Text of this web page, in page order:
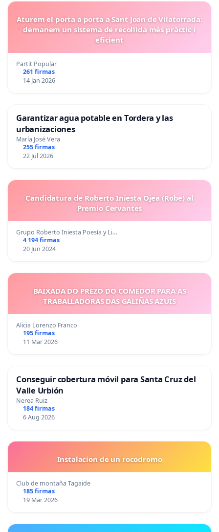
Aturem el porta a porta a Sant Joan de Vilatorrada:
demanem un sistema de recollida més pràctic i
eficient
Partit Popular
261 firmas
14 Jan 2026
Garantizar agua potable en Tordera y las
urbanizaciones
María José Vera
255 firmas
22 Jul 2026
Candidatura de Roberto Iniesta Ojea (Robe) al
Premio Cervantes
Grupo Roberto Iniesta Poesía y Li…
4 194 firmas
20 Jun 2024
BAIXADA DO PREZO DO COMEDOR PARA AS
TRABALLADORAS DAS GALIÑAS AZUIS
Alicia Lorenzo Franco
195 firmas
11 Mar 2026
Conseguir cobertura móvil para Santa Cruz del
Valle Urbión
Nerea Ruiz
184 firmas
6 Aug 2026
Instalacion de un rocodromo
Club de montaña Tagaide
185 firmas
19 Mar 2026